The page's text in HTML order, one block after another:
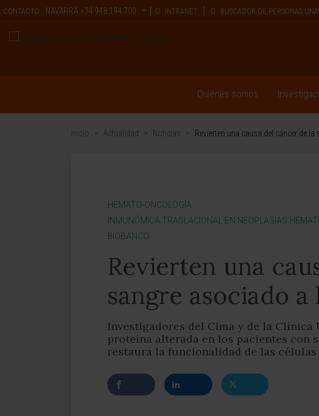
CONTACTO NAVARRA +34 948 194 700 INTRANET BUSCADOR DE PERSONAS
Quiénes somos
Inicio > Actualidad > Noticias > Revierten una causa del cáncer de
HEMATO-ONCOLOGÍA
INMUNÓMICA TRASLACIONAL EN NEOPLASIAS
BIOBANCO
Revierten una
sangre asociado a
Investigadores del Cima y de la
proteína alterada en los pacientes con
restaura la funcionalidad de las